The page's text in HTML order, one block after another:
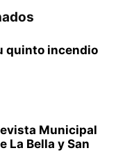
quinto incendio
Municipal
La Bella y San